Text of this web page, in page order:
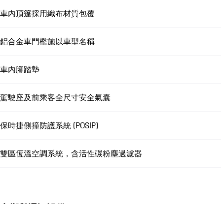
車內頂篷採用織布材質包覆
鋁合金車門檻施以車型名稱
車內腳踏墊
駕駛座及前乘客全尺寸安全氣囊
保時捷側撞防護系統 (POSIP)
雙區恆溫空調系統，含活性碳粉塵過濾器